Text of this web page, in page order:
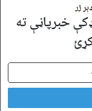
ژر
خبرپاڼې ته